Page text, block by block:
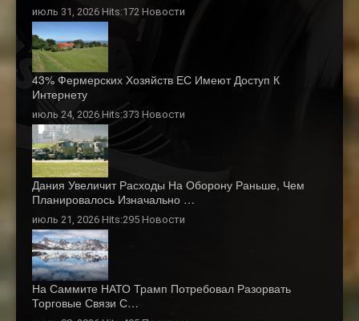
июль 31, 2026 Hits:172 Новости
43% Фермерских Хозяйств ЕС Имеют Доступ К
Интернету
июль 24, 2026 Hits:373 Новости
Дания Увеличит Расходы На Оборону Раньше, Чем
Планировалось Изначально …
июль 21, 2026 Hits:295 Новости
На Саммите НАТО Трамп Потребовал Разорвать
Торговые Связи С…